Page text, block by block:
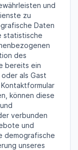
und
zu
Daten
statistische
des
bereits ein
als Gast
können diese
verbunden
und
demografische
unseres